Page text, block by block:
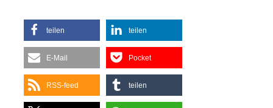
teilen teilen
E-Mail Pocket
RSS-feed teilen